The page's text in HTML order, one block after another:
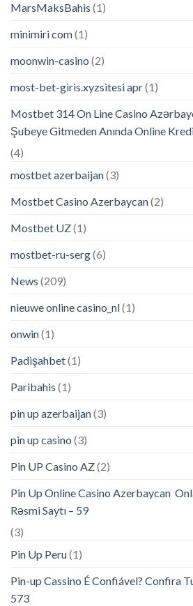
MarsMaksBahis (1)
minimiri com(1)
moonwin-casino (2)
most-bet-giris.xyzsitesi apr(1)
Mostbet 314 On Line Casino
Şubeye Gitmeden Anında Online
(4)
mostbet azerbaijan(3)
Mostbet Casino Azerbaycan(2)
Mostbet UZ(1)
mostbet-ru-serg(6)
News (209)
nieuwe online casino_nl(1)
onwin(1)
Padişahbet(1)
Paribahis (1)
pin up azerbaijan(3)
pin up casino (3)
Pin UP Casino AZ(2)
Pin Up Online Casino Azerbaycan
Rəsmi Saytı – 59
(3)
Pin Up Peru(1)
Pin-up Cassino É Confiável? Confira
573